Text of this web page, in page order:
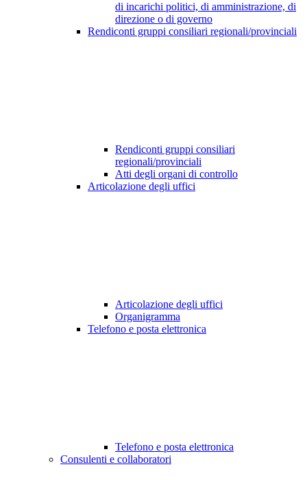
di incarichi politici, di amministrazione, di
direzione o di governo
Rendiconti gruppi consiliari regionali/provinciali
Rendiconti gruppi consiliari
regionali/provinciali
Atti degli organi di controllo
Articolazione degli uffici
Articolazione degli uffici
Organigramma
Telefono e posta elettronica
Telefono e posta elettronica
Consulenti e collaboratori